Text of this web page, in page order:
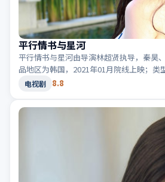
平行情书与星河
平行情书与星河由导演林超贤执导，秦昊
品地区为韩国，2021年01月院线上映；
群像刻画动人。适合检索「韩国战争」「
电视剧 8.8